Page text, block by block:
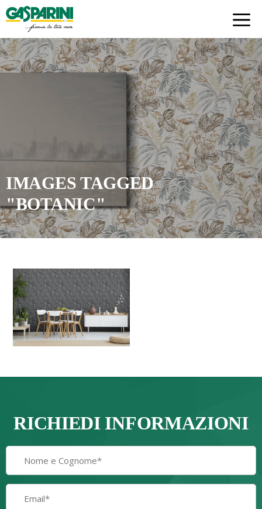
Skip
to
content
IMAGES TAGGED
"BOTANIC"
RICHIEDI INFORMAZIONI